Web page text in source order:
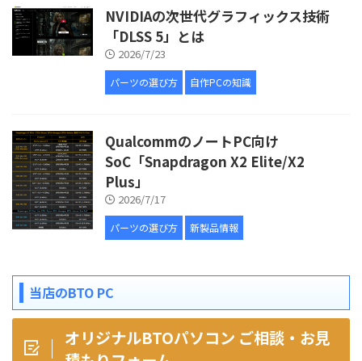
NVIDIAの次世代グラフィックス技術
「DLSS 5」とは
2026/7/23
パーツの選び方 自作PCの知識
QualcommのノートPC向け
SoC「Snapdragon X2 Elite/X2
Plus」
2026/7/17
パーツの選び方 新製品情報
当店のBTO PC
オリジナルBTOパソコン ご相談・お見